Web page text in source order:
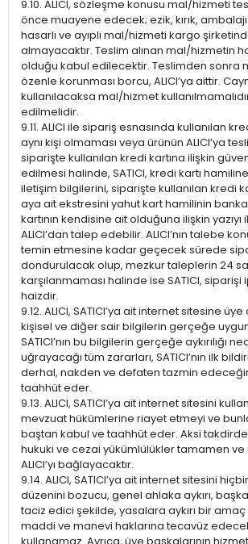
9.10. ALICI, sözleşme konusu mal/hizmeti
önce muayene edecek; ezik, kırık, ambalajı
hasarlı ve ayıplı mal/hizmeti kargo
almayacaktır. Teslim alınan mal/hizmetin
olduğu kabul edilecektir. Teslimden sonra
özenle korunması borcu, ALICI’ya aittir.
kullanılacaksa mal/hizmet
edilmelidir.
9.11. ALICI ile sipariş esnasında kullanılan
aynı kişi olmaması veya ürünün ALICI’ya
siparişte kullanılan kredi kartına ilişkin
edilmesi halinde, SATICI, kredi kartı
iletişim bilgilerini, siparişte kullanılan kredi
aya ait ekstresini yahut kart hamilinin
kartının kendisine ait olduğuna ilişkin
ALICI’dan talep edebilir. ALICI’nın talebe
temin etmesine kadar geçecek sürede
dondurulacak olup, mezkur taleplerin 24
karşılanmaması halinde ise SATICI, siparişi
haizdir.
9.12. ALICI, SATICI’ya ait internet sitesine
kişisel ve diğer sair bilgilerin gerçeğe
SATICI’nın bu bilgilerin gerçeğe aykırılığı
uğrayacağı tüm zararları, SATICI’nın ilk
derhal, nakden ve defaten tazmin
taahhüt eder.
9.13. ALICI, SATICI’ya ait internet sitesini
mevzuat hükümlerine riayet etmeyi ve
baştan kabul ve taahhüt eder. Aksi
hukuki ve cezai yükümlülükler tamamen ve
ALICI’yı bağlayacaktır.
9.14. ALICI, SATICI’ya ait internet sitesini
düzenini bozucu, genel ahlaka aykırı,
taciz edici şekilde, yasalara aykırı bir amaç
maddi ve manevi haklarına tecavüz